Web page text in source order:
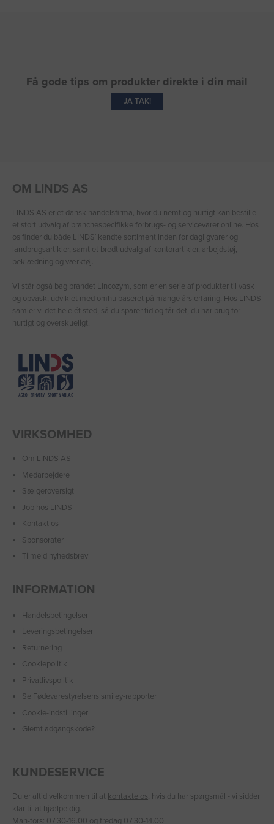
Få gode tips om produkter direkte i din mail
JA TAK!
OM LINDS AS
LINDS AS er et dansk handelsfirma, hvor du nemt og hurtigt kan bestille
et stort udvalg af branchespecifikke forbrugs- og servicevarer online. Hos
os finder du både LINDS′ kendte sortiment inden for dagligvarer og
landbrugsartikler, samt et bredt udvalg af kontorartikler, arbejdstøj,
beklædning og værktøj.
Vi står også bag brandet Lincozym, som er en serie af produkter til vask
og opvask, udviklet med omhu baseret på mange års erfaring. Hos LINDS
samler vi det hele ét sted, så du sparer tid og får det, du har brug for –
hurtigt og overskueligt.
VIRKSOMHED
Om LINDS AS
Medarbejdere
Sælgeroversigt
Job hos LINDS
Kontakt os
Sponsorater
Tilmeld nyhedsbrev
INFORMATION
Handelsbetingelser
Leveringsbetingelser
Returnering
Cookiepolitik
Privatlivspolitik
Se Fødevarestyrelsens smiley-rapporter
Cookie-indstillinger
Glemt adgangskode?
KUNDESERVICE
Du er altid velkommen til at kontakte os, hvis du har spørgsmål - vi sidder
klar til at hjælpe dig.
Man-tors: 07.30-16.00 og fredag 07.30-14.00.